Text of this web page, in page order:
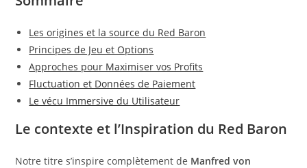
Les origines et la source du Red Baron
Principes de Jeu et Options
Approches pour Maximiser vos Profits
Fluctuation et Données de Paiement
Le vécu Immersive du Utilisateur
Le contexte et l’Inspiration du Red Baron
Notre titre s’inspire complètement de Manfred von